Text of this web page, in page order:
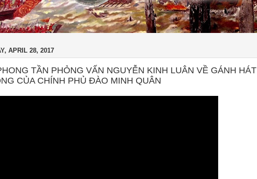
APRIL 28, 2017
TẦN PHỎNG VẤN NGUYỄN KINH LUÂN VỀ GÁNH HÁT
CỦA CHÍNH PHỦ ĐÀO MINH QUÂN